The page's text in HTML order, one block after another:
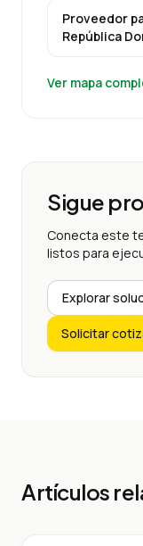
Proveedor
República
Ver mapa
Sigue
Conecta este
listos para
Explorar
Solicitar
Artículos